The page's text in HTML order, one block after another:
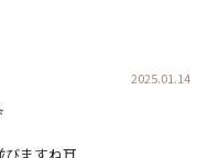
2025.01.14